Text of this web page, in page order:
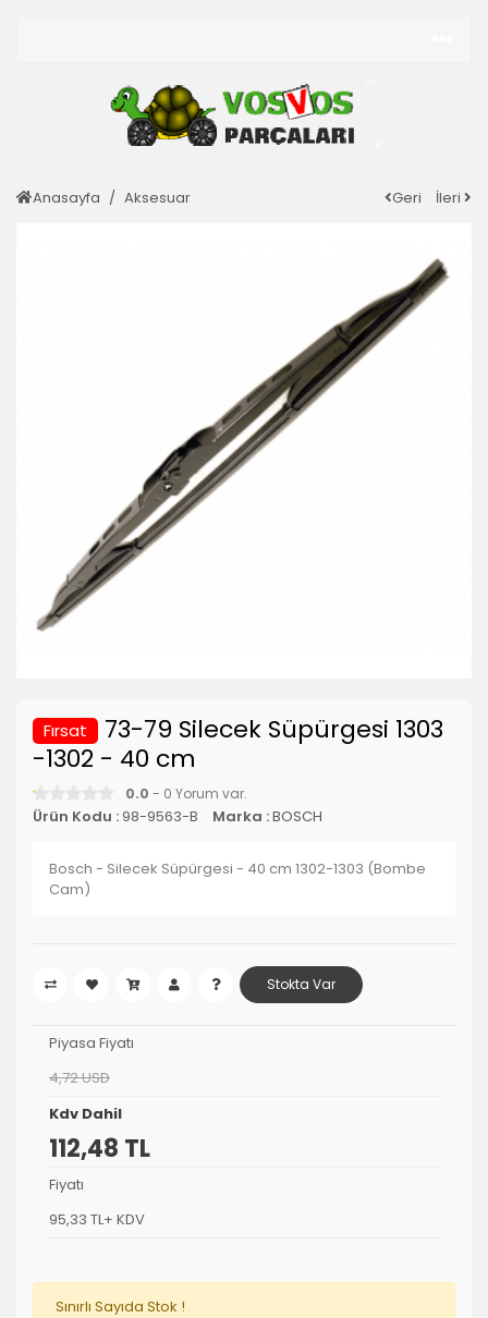
Anasayfa Aksesuar Geri İleri
Fırsat
73-79 Silecek Süpürgesi 1303
-1302 - 40 cm
0.0 - 0 Yorum var.
Ürün Kodu : 98-9563-B Marka :BOSCH
Bosch - Silecek Süpürgesi - 40 cm 1302-1303 (Bombe
Cam)
Stokta Var
Piyasa Fiyatı
4,72 USD
Kdv Dahil
112,48 TL
Fiyatı
95,33 TL+ KDV
Sınırlı Sayıda Stok !